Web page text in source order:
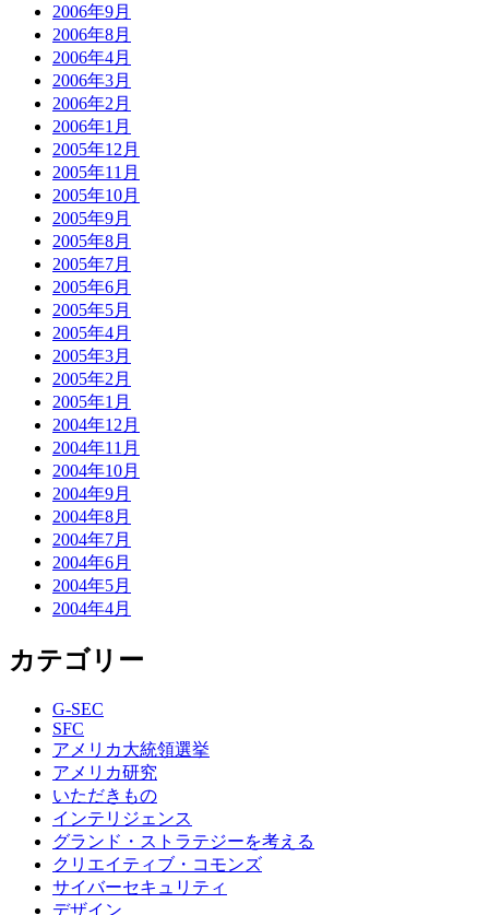
2006年9月
2006年8月
2006年4月
2006年3月
2006年2月
2006年1月
2005年12月
2005年11月
2005年10月
2005年9月
2005年8月
2005年7月
2005年6月
2005年5月
2005年4月
2005年3月
2005年2月
2005年1月
2004年12月
2004年11月
2004年10月
2004年9月
2004年8月
2004年7月
2004年6月
2004年5月
2004年4月
カテゴリー
G-SEC
SFC
アメリカ大統領選挙
アメリカ研究
いただきもの
インテリジェンス
グランド・ストラテジーを考える
クリエイティブ・コモンズ
サイバーセキュリティ
デザイン